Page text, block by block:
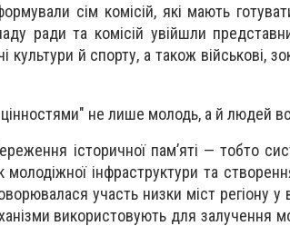
сім комісій, які мають
ради та комісій увійшли
культури й спорту, а також військові,
не лише молодь, а й людей
історичної пам’яті — тобто
молодіжної інфраструктури та
участь низки міст регіону у
використовують для залучення